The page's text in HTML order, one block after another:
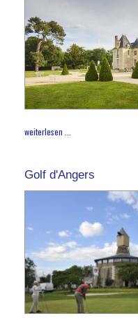
weiterlesen ...
Golf d'Angers